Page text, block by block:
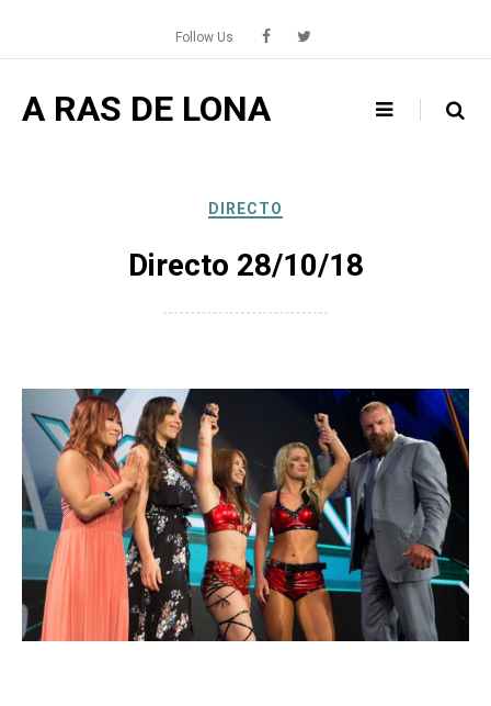
content
Follow Us
A RAS DE LONA
DIRECTO
Directo 28/10/18